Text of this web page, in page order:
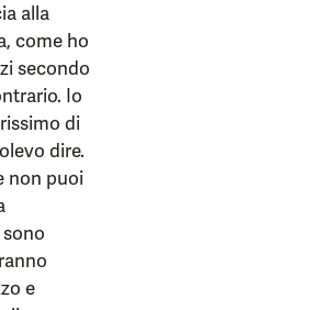
alla
come ho
secondo
Io
di
dire.
non puoi
e